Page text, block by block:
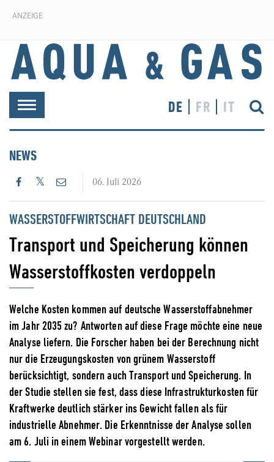
ANZEIGE
Toggle
navigation
DE FR IT
NEWS
06. Juli 2026
WASSERSTOFFWIRTSCHAFT DEUTSCHLAND
Transport und Speicherung können
Wasserstoffkosten verdoppeln
Welche Kosten kommen auf deutsche Wasserstoffabnehmer
im Jahr 2035 zu? Antworten auf diese Frage möchte eine neue
Analyse liefern. Die Forscher haben bei der Berechnung nicht
nur die Erzeugungskosten von grünem Wasserstoff
berücksichtigt, sondern auch Transport und Speicherung. In
der Studie stellen sie fest, dass diese Infrastrukturkosten für
Kraftwerke deutlich stärker ins Gewicht fallen als für
industrielle Abnehmer. Die Erkenntnisse der Analyse sollen
am 6. Juli in einem Webinar vorgestellt werden.